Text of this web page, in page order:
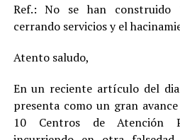
Ref.: No se han construido
cerrando servicios y el
Atento saludo,
En un reciente artículo del
presenta como un gran
10 Centros de Atención